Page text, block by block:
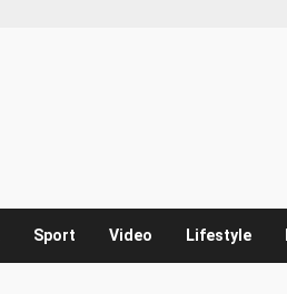
Sport Video Lifestyle